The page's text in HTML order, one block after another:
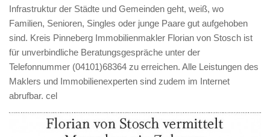
Infrastruktur der Städte und Gemeinden geht, weiß, wo
Familien, Senioren, Singles oder junge Paare gut aufgehoben
sind. Kreis Pinneberg Immobilienmakler Florian von Stosch ist
für unverbindliche Beratungsgespräche unter der
Telefonnummer (04101)68364 zu erreichen. Alle Leistungen des
Maklers und Immobilienexperten sind zudem im Internet
abrufbar. cel